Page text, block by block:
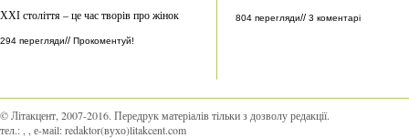
ХХІ століття – це час творів про жінок
294 перегляди// Прокоментуй!
804 перегляди// 3 коментарі
© Літакцент, 2007-2016. Передрук матеріалів тільки з дозволу редакції.
тел.:
, е-маіl:redaktor(вухо)litakcent.com